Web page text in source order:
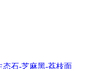
态石-芝麻黑-荔枝面